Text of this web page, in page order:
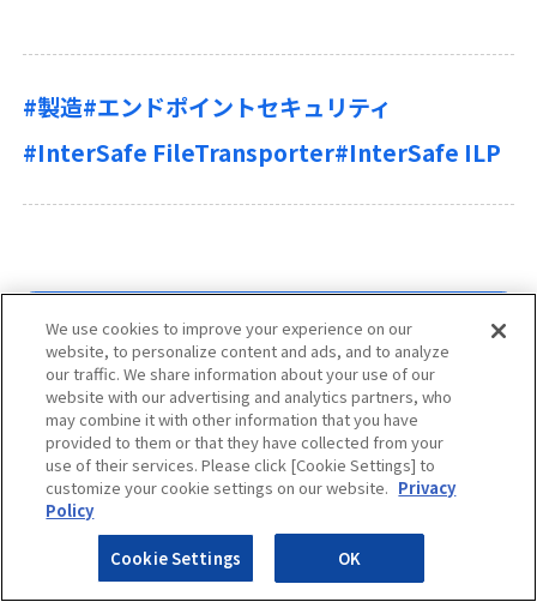
#製造#エンドポイントセキュリティ
#InterSafe FileTransporter#InterSafe ILP
テーマで記事を探す
ソリューション名で記事を探す
We use cookies to improve your experience on our
website, to personalize content and ads, and to analyze
our traffic. We share information about your use of our
website with our advertising and analytics partners, who
may combine it with other information that you have
provided to them or that they have collected from your
use of their services. Please click [Cookie Settings] to
customize your cookie settings on our website. Privacy
Policy
Cookie Settings OK